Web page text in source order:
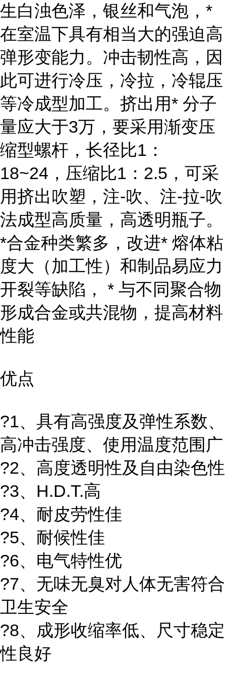
生白浊色泽，银丝和气泡，*
在室温下具有相当大的强迫高
弹形变能力。冲击韧性高，因
此可进行冷压，冷拉，冷辊压
等冷成型加工。挤出用* 分子
量应大于3万，要采用渐变压
缩型螺杆，长径比1：
18~24，压缩比1：2.5，可采
用挤出吹塑，注-吹、注-拉-吹
法成型高质量，高透明瓶子。
*合金种类繁多，改进* 熔体粘
度大（加工性）和制品易应力
开裂等缺陷， * 与不同聚合物
形成合金或共混物，提高材料
性能
优点
?1、具有高强度及弹性系数、
高冲击强度、使用温度范围广
?2、高度透明性及自由染色性
?3、H.D.T.高
?4、耐皮劳性佳
?5、耐候性佳
?6、电气特性优
?7、无味无臭对人体无害符合
卫生安全
?8、成形收缩率低、尺寸稳定
性良好